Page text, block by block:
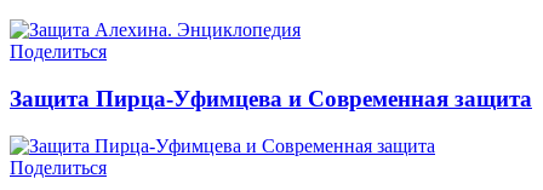
Поделиться
Защита Пирца-Уфимцева и Современная защита
Поделиться